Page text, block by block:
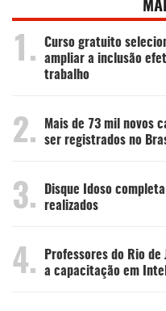
1.
Curso gratuito
ampliar a inclusão
trabalho
2.
Mais de 73 mil novos
ser registrados no
3.
Disque Idoso
realizados
4.
Professores do Rio
a capacitação em